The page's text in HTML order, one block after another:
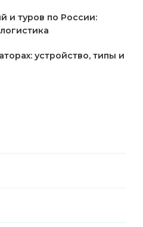
и туров по России:
устройство, типы и